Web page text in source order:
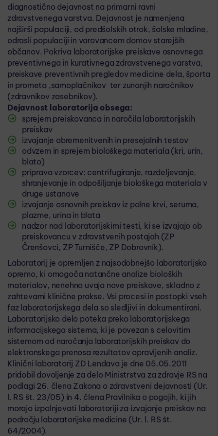
T4)
10:30 - 12:30
UZSONNASZÜNET
10:00 - 10:30
diagnostično dejavnost na primarni ravni
zdravstvenega varstva. Dejavnost je namenjena
najširši populaciji, od predšolskih otrok, šolske mladine,
odrasli populaciji in varovancem domov starejših
občanov. Pokriva laboratorijske preiskave osnovnega
preventivnega in kurativnega zdravstvenega varstva,
preiskave preventivnih pregledov medicine dela, športa
in prometa ,samoplačnikov ter zunanjih naročnikov
(zdravnikov zasebnikov).
Dejavnost laboratorija obsega:
sprejem preiskovanca in naročila laboratorijskih
preiskav
izvajanje obremenitvenih in presejalnih testov
odvzem in sprejem biološkega materiala (kri, urin,
blato)
priprava vzorcev: centrifugiranje, razdeljevanje,
shranjevanje in odpošiljanje biološkega materiala v
druge ustanove
izvajanje osnovnih preiskav iz polne krvi, seruma,
plazme, urina in blata
nadzor nad laboratorijskimi testi, ki se izvajajo ob
preiskovancu v zdravstvenih postajah (ZP
Črenšovci, ZP Turnišče, ZP Dobrovnik).
Laboratorij je opremljen z najsodobnejšo laboratorijsko
opremo, ki omogoča natančne analize bioloških
materialov, nenehno uvaja nove preiskave, skladno z
zahtevami klinične prakse. Vsi procesi in postopki vseh
faz laboratorijskega dela so sledljivi in dokumentirani.
Laboratorijsko delo poteka preko laboratorijskega
informacijskega sistema, ki je povezan s celovitim
sistemom od naročanja laboratorijskih preiskav do
elektronskega prenosa rezultatov opravljenih analiz.
Klinični laboratorij ZD Lendava je dne 05.05.2011
pridobil dovoljenje za delo Ministrstva za zdravje RS na
podlagi 26. člena Zakona o zdravstveni dejavnosti (Ur.
l. RS št. 23/05) in 4. člena Pravilnika o pogojih, ki jih
morajo izpolnjevati laboratoriji za izvajanje preiskav na
področju laboratorijske medicine (Ur. l. RS št.
64/2004).